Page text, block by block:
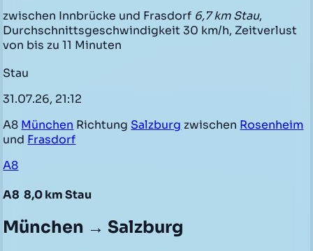
zwischen Innbrücke und Frasdorf 6,7 km Stau,
Durchschnittsgeschwindigkeit 30 km/h, Zeitverlust
von bis zu 11 Minuten
Stau
31.07.26, 21:12
A8 München Richtung Salzburg zwischen Rosenheim
und Frasdorf
A8
A8 8,0 km Stau
München → Salzburg